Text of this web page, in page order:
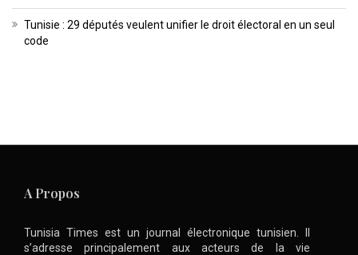
Tunisie : 29 députés veulent unifier le droit électoral en un seul
code
A Propos
Tunisia Times est un journal électronique tunisien. Il
s’adresse principalement aux acteurs de la vie